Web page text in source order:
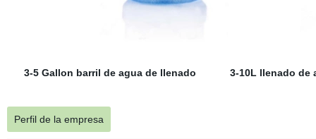
3-5 Gallon barril de agua de llenado 3-10L llenado
Perfil de la empresa